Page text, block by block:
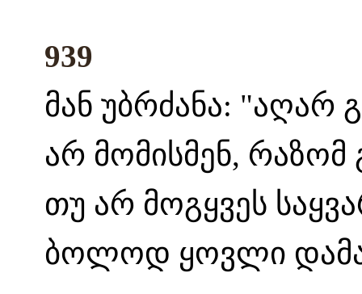
939
მან უბრძანა: "აღარ
არ მომისმენ, რაზომ
თუ არ მოგყვეს
ბოლოდ ყოვლი